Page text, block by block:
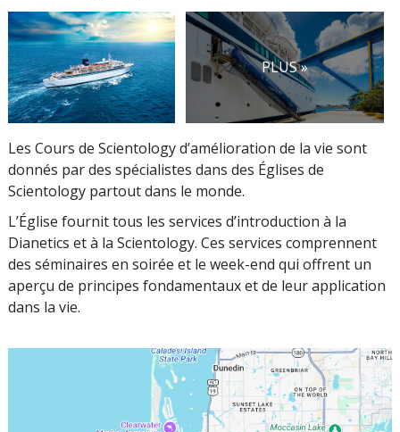
PLUS »
Les Cours de Scientology d’amélioration de la vie sont
donnés par des spécialistes dans des Églises de
Scientology partout dans le monde.
L’Église fournit tous les services d’introduction à la
Dianetics et à la Scientology. Ces services comprennent
des séminaires en soirée et le week-end qui offrent un
aperçu de principes fondamentaux et de leur application
dans la vie.